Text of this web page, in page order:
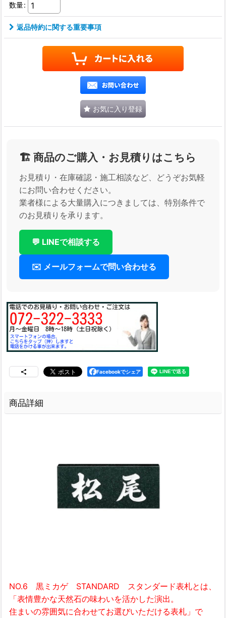
数量:
返品特約に関する重要事項
お気に入り登録
🏗️ 商品のご購入・お見積りはこちら
お見積り・在庫確認・施工相談など、どうぞお気軽
にお問い合わせください。
業者様による大量購入につきましては、特別条件で
のお見積りを承ります。
💬 LINEで相談する
✉️ メールフォームで問い合わせる
Facebookでシェア
商品詳細
NO.6 黒ミカゲ STANDARD スタンダード表札とは、
「表情豊かな天然石の味わいを活かした演出。
住まいの雰囲気に合わせてお選びいただける表札」で